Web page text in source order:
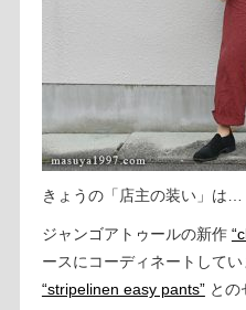
きょうの「店主の装い」は…
ジャンゴアトゥールの新作
ースにコーディネートして
“stripelinen easy pants”との